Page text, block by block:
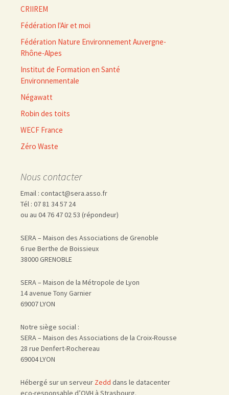
CRIIREM
Fédération l'Air et moi
Fédération Nature Environnement Auvergne-
Rhône-Alpes
Institut de Formation en Santé
Environnementale
Négawatt
Robin des toits
WECF France
Zéro Waste
Nous contacter
Email : contact@sera.asso.fr
Tél : 07 81 34 57 24
ou au 04 76 47 02 53 (répondeur)
SERA – Maison des Associations de Grenoble
6 rue Berthe de Boissieux
38000 GRENOBLE
SERA – Maison de la Métropole de Lyon
14 avenue Tony Garnier
69007 LYON
Notre siège social :
SERA – Maison des Associations de la Croix-Rousse
28 rue Denfert-Rochereau
69004 LYON
Hébergé sur un serveur Zedd dans le datacenter
eco-responsable d’OVH à Strasbourg.